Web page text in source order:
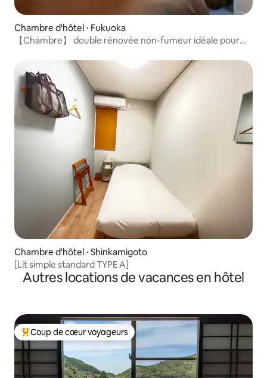
Chambre d'hôtel ⋅ Fukuoka
【Chambre】 double rénovée non-fumeur idéale pour
Chambre d'hôtel ⋅ Shinkamigoto
[Lit simple standard TYPE A]
Autres locations de vacances en hôtel
Coups de cœur voyageurs les plus appréciés
Coup de cœur voyageurs